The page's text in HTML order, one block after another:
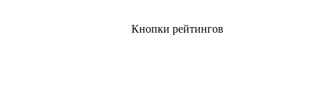
Кнопки рейтингов